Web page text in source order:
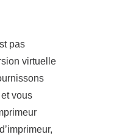
pas
virtuelle
vous